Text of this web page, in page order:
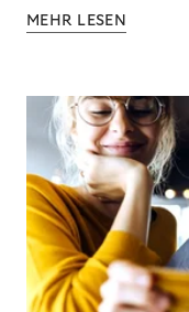
MEHR LESEN